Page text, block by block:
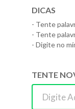
DICAS
- Tente
- Tente
- Digite no
TENTE